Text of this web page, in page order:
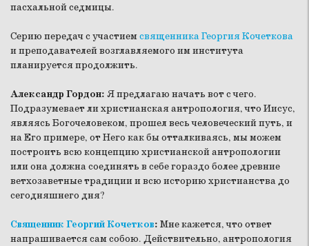
пасхальной седмицы.
Серию передач с участиемсвященника Георгия Кочеткова
и преподавателей возглавляемого им института
планируется продолжить.
Александр Гордон: Я предлагаю начать вот с чего.
Подразумевает ли христианская антропология, что Иисус,
являясь Богочеловеком, прошел весь человеческий путь, и
на Его примере, от Него как бы отталкиваясь, мы можем
построить всю концепцию христианской антропологии
или она должна соединять в себе гораздо более древние
ветхозаветные традиции и всю историю христианства до
сегодняшнего дня?
Священник Георгий Кочетков: Мне кажется, что ответ
напрашивается сам собою. Действительно, антропология